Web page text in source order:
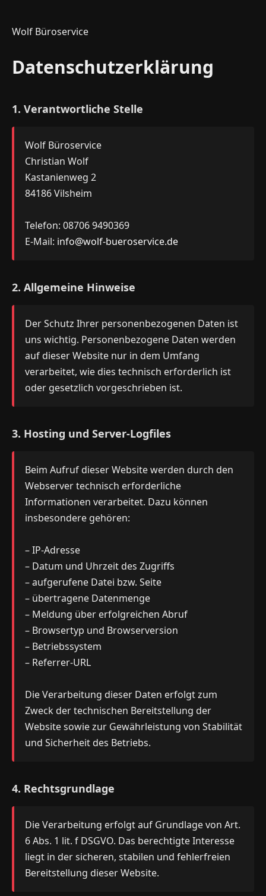
Wolf Büroservice
Datenschutzerklärung
1. Verantwortliche Stelle
Wolf Büroservice
Christian Wolf
Kastanienweg 2
84186 Vilsheim
Telefon: 08706 9490369
E-Mail: info@wolf-bueroservice.de
2. Allgemeine Hinweise
Der Schutz Ihrer personenbezogenen Daten ist
uns wichtig. Personenbezogene Daten werden
auf dieser Website nur in dem Umfang
verarbeitet, wie dies technisch erforderlich ist
oder gesetzlich vorgeschrieben ist.
3. Hosting und Server-Logfiles
Beim Aufruf dieser Website werden durch den
Webserver technisch erforderliche
Informationen verarbeitet. Dazu können
insbesondere gehören:
– IP-Adresse
– Datum und Uhrzeit des Zugriffs
– aufgerufene Datei bzw. Seite
– übertragene Datenmenge
– Meldung über erfolgreichen Abruf
– Browsertyp und Browserversion
– Betriebssystem
– Referrer-URL
Die Verarbeitung dieser Daten erfolgt zum
Zweck der technischen Bereitstellung der
Website sowie zur Gewährleistung von Stabilität
und Sicherheit des Betriebs.
4. Rechtsgrundlage
Die Verarbeitung erfolgt auf Grundlage von Art.
6 Abs. 1 lit. f DSGVO. Das berechtigte Interesse
liegt in der sicheren, stabilen und fehlerfreien
Bereitstellung dieser Website.